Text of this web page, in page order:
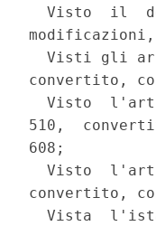
Visto  il
Visti gli
convertito,
Visto
510,
608;
Visto
convertito,
Vista